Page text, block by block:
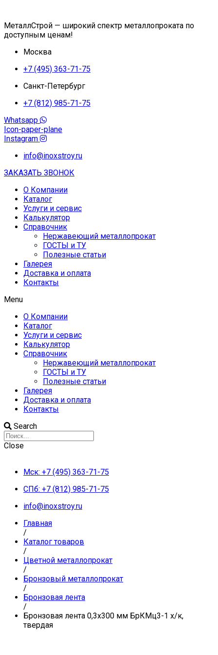
МеталлСтрой — широкий спектр металлопроката по
доступным ценам!
Москва
+7 (495) 363-71-75
Санкт-Петербург
+7 (812) 985-71-75
Whatsapp
Icon-paper-plane
Instagram
info@inoxstroy.ru
ЗАКАЗАТЬ ЗВОНОК
О Компании
Каталог
Услуги и сервис
Калькулятор
Справочник
Нержавеющий металлопрокат
ГОСТЫ и ТУ
Полезные статьи
Галерея
Доставка и оплата
Контакты
Menu
О Компании
Каталог
Услуги и сервис
Калькулятор
Справочник
Нержавеющий металлопрокат
ГОСТЫ и ТУ
Полезные статьи
Галерея
Доставка и оплата
Контакты
Search
Close
Мск: +7 (495) 363-71-75
СПб: +7 (812) 985-71-75
info@inoxstroy.ru
Главная
/
Каталог товаров
/
Цветной металлопрокат
/
Бронзовый металлопрокат
/
Бронзовая лента
/
Бронзовая лента 0,3х300 мм БрКМц3-1 х/к,
твердая